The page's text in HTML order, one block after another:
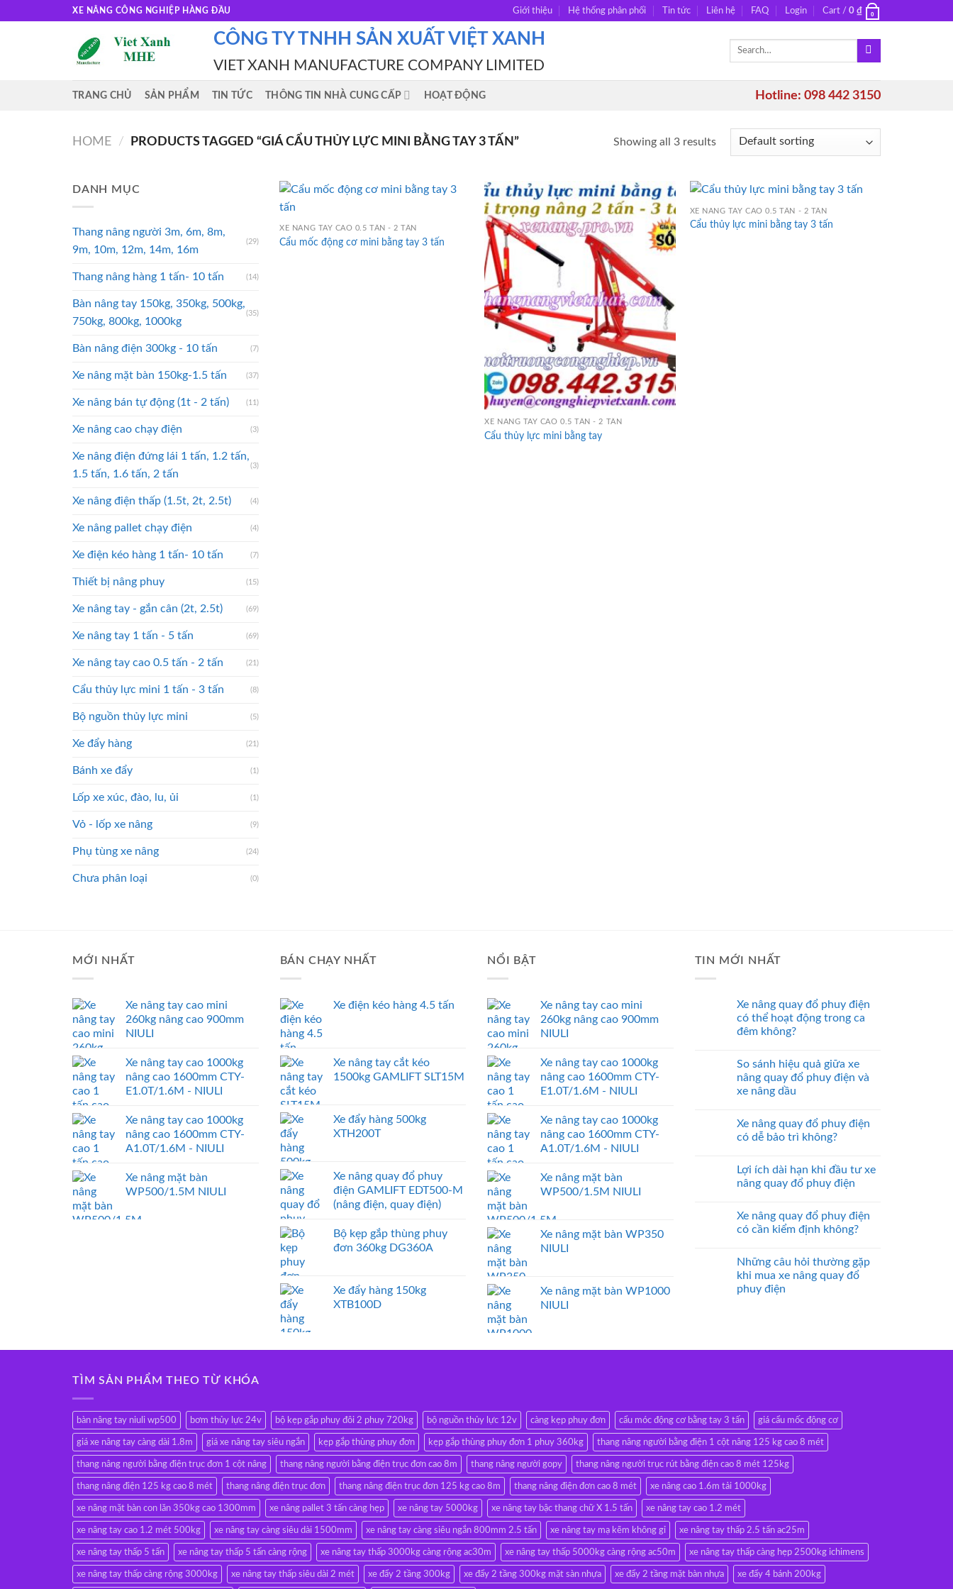
XE NÂNG CÔNG NGHIỆP HÀNG ĐẦU Giới thiệu Hệ thống phân phối Tin tức Liên hệ FAQ Login Cart / 0 ₫ 0
CÔNG TY TNHH SẢN XUẤT VIỆT XANH
VIET XANH MANUFACTURE COMPANY LIMITED
Search
TRANG CHỦ SẢN PHẨM TIN TỨC THÔNG TIN NHÀ CUNG CẤP HOẠT ĐỘNG Hotline: 098 442 3150
HOME / PRODUCTS TAGGED “GIÁ CẨU THỦY LỰC MINI BẰNG TAY 3 TẤN” Showing all 3 results
DANH MỤC
Thang nâng người 3m, 6m, 8m,
9m, 10m, 12m, 14m, 16m
(29)
Thang nâng hàng 1 tấn- 10 tấn (14)
Bàn nâng tay 150kg, 350kg, 500kg,
750kg, 800kg, 1000kg
(35)
Bàn nâng điện 300kg - 10 tấn (7)
Xe nâng mặt bàn 150kg-1.5 tấn (37)
Xe nâng bán tự động (1t - 2 tấn) (11)
Xe nâng cao chạy điện (3)
Xe nâng điện đứng lái 1 tấn, 1.2 tấn,
1.5 tấn, 1.6 tấn, 2 tấn
(3)
Xe nâng điện thấp (1.5t, 2t, 2.5t) (4)
Xe nâng pallet chạy điện (4)
Xe điện kéo hàng 1 tấn- 10 tấn (7)
Thiết bị nâng phuy (15)
Xe nâng tay - gắn cân (2t, 2.5t) (69)
Xe nâng tay 1 tấn - 5 tấn (69)
Xe nâng tay cao 0.5 tấn - 2 tấn (21)
Cẩu thủy lực mini 1 tấn - 3 tấn (8)
Bộ nguồn thủy lực mini (5)
Xe đẩy hàng (21)
Bánh xe đẩy (1)
Lốp xe xúc, đào, lu, ủi (1)
Vỏ - lốp xe nâng (9)
Phụ tùng xe nâng (24)
Chưa phân loại (0)
XE NÂNG TAY CAO 0.5 TẤN - 2 TẤN
Cẩu mốc động cơ mini bằng tay 3 tấn
XE NÂNG TAY CAO 0.5 TẤN - 2 TẤN
Cẩu thủy lực mini bằng tay
XE NÂNG TAY CAO 0.5 TẤN - 2 TẤN
Cẩu thủy lực mini bằng tay 3 tấn
MỚI NHẤT
Xe nâng tay cao mini
260kg nâng cao 900mm
NIULI
Xe nâng tay cao 1000kg
nâng cao 1600mm CTY-
E1.0T/1.6M - NIULI
Xe nâng tay cao 1000kg
nâng cao 1600mm CTY-
A1.0T/1.6M - NIULI
Xe nâng mặt bàn
WP500/1.5M NIULI
BÁN CHẠY NHẤT
Xe điện kéo hàng 4.5 tấn
Xe nâng tay cắt kéo
1500kg GAMLIFT SLT15M
Xe đẩy hàng 500kg
XTH200T
Xe nâng quay đổ phuy
điện GAMLIFT EDT500-M
(nâng điện, quay điện)
Bộ kẹp gắp thùng phuy
đơn 360kg DG360A
Xe đẩy hàng 150kg
XTB100D
NỔI BẬT
Xe nâng tay cao mini
260kg nâng cao 900mm
NIULI
Xe nâng tay cao 1000kg
nâng cao 1600mm CTY-
E1.0T/1.6M - NIULI
Xe nâng tay cao 1000kg
nâng cao 1600mm CTY-
A1.0T/1.6M - NIULI
Xe nâng mặt bàn
WP500/1.5M NIULI
Xe nâng mặt bàn WP350
NIULI
Xe nâng mặt bàn WP1000
NIULI
TIN MỚI NHẤT
Xe nâng quay đổ phuy điện
có thể hoạt động trong ca
đêm không?
So sánh hiệu quả giữa xe
nâng quay đổ phuy điện và
xe nâng dầu
Xe nâng quay đổ phuy điện
có dễ bảo trì không?
Lợi ích dài hạn khi đầu tư xe
nâng quay đổ phuy điện
Xe nâng quay đổ phuy điện
có cần kiểm định không?
Những câu hỏi thường gặp
khi mua xe nâng quay đổ
phuy điện
TÌM SẢN PHẨM THEO TỪ KHÓA
bàn nâng tay niuli wp500 bơm thủy lực 24v bộ kẹp gắp phuy đôi 2 phuy 720kg bộ nguồn thủy lực 12v càng kẹp phuy đơn cẩu móc động cơ bằng tay 3 tấn giá cẩu mốc động cơ
giá xe nâng tay càng dài 1.8m giá xe nâng tay siêu ngắn kẹp gắp thùng phuy đơn kẹp gắp thùng phuy đơn 1 phuy 360kg thang nâng người bằng điện 1 cột nâng 125 kg cao 8 mét
thang nâng người bằng điện trục đơn 1 cột nâng thang nâng người bằng điện trục đơn cao 8m thang nâng người gopy thang nâng người trục rút bằng điện cao 8 mét 125kg
thang nâng điện 125 kg cao 8 mét thang nâng điện trục đơn thang nâng điện trục đơn 125 kg cao 8m thang nâng điện đơn cao 8 mét xe nâng cao 1.6m tải 1000kg
xe nâng mặt bàn con lăn 350kg cao 1300mm xe nâng pallet 3 tấn càng hẹp xe nâng tay 5000kg xe nâng tay bậc thang chữ X 1.5 tấn xe nâng tay cao 1.2 mét
xe nâng tay cao 1.2 mét 500kg xe nâng tay càng siêu dài 1500mm xe nâng tay càng siêu ngắn 800mm 2.5 tấn xe nâng tay mạ kẽm không gỉ xe nâng tay thấp 2.5 tấn ac25m
xe nâng tay thấp 5 tấn xe nâng tay thấp 5 tấn càng rộng xe nâng tay thấp 3000kg càng rộng ac30m xe nâng tay thấp 5000kg càng rộng ac50m xe nâng tay thấp càng hẹp 2500kg ichimens
xe nâng tay thấp càng rộng 3000kg xe nâng tay thấp siêu dài 2 mét xe đẩy 2 tầng 300kg xe đẩy 2 tầng 300kg mặt sàn nhựa xe đẩy 2 tầng mặt bàn nhựa xe đẩy 4 bánh 200kg